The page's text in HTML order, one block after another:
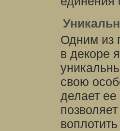
Одним из
в декоре
свою
делает